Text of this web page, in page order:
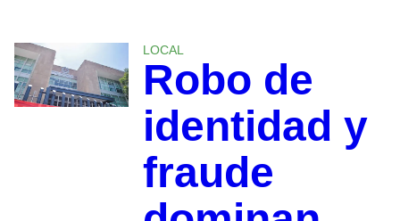
LOCAL
Robo de
identidad y
fraude